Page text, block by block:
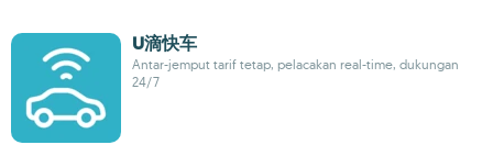
U滴快车
Antar-jemput tarif tetap, pelacakan real-time, dukungan
24/7